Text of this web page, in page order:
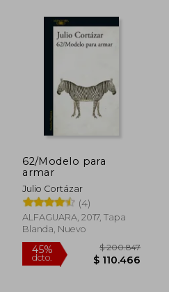
62/Modelo para
armar
Julio Cortázar
(4)
ALFAGUARA, 2017, Tapa
Blanda, Nuevo